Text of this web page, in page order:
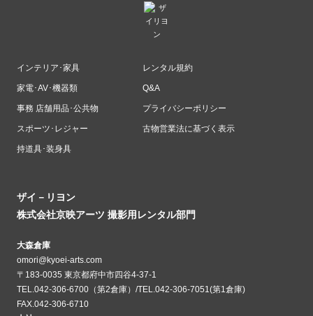
インテリア･家具
家電･AV･機器類
事務 店舗用品･公共物
スポーツ･レジャー
持道具･装身具
レンタル規約
Q&A
プライバシーポリシー
古物営業法に基づく表示
ザイ－リヨン
株式会社京映アーツ 撮影用レンタル部門
大森倉庫
omori@kyoei-arts.com
〒183-0035 東京都府中市四谷4-37-1
TEL.042-306-6700（第2倉庫）/TEL.042-306-7051(第1倉庫)
FAX.042-306-6710